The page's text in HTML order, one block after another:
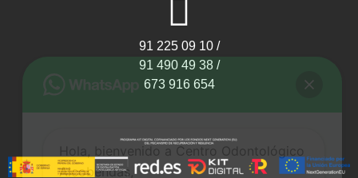
91 225 09 10 /
91 490 49 38 /
673 916 654
Hola, bienvenido a Centro Odontológico
Alcobendas,